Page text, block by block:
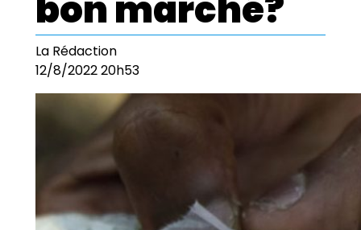
La Rédaction
12/8/2022 20h53